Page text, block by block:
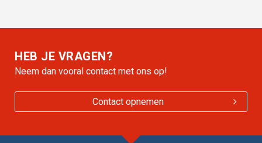
HEB JE VRAGEN?
Neem dan vooral contact met ons op!
Contact opnemen